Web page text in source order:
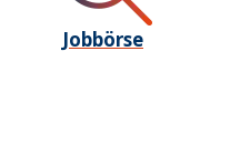
Jobbörse